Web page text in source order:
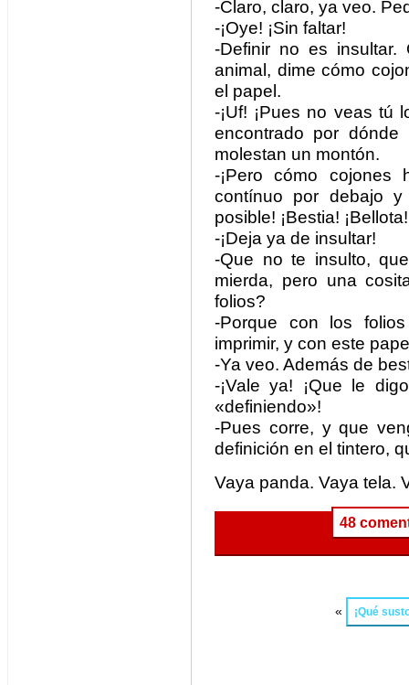
-Claro, claro, ya veo.
-¡Oye! ¡Sin faltar!
-Definir no es
animal, dime cómo
el papel.
-¡Uf! ¡Pues no veas tú
encontrado por
molestan un montón.
-¡Pero cómo
contínuo por debajo
posible! ¡Bestia!
-¡Deja ya de insultar!
-Que no te insulto,
mierda, pero una
folios?
-Porque con los
imprimir, y con este
-Ya veo. Además de
-¡Vale ya! ¡Que le
«definiendo»!
-Pues corre, y que
definición en el tintero,
Vaya panda. Vaya tela.
48
« ¡Qué